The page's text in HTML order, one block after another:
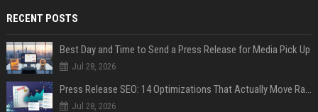
RECENT POSTS
Best Day and Time to Send a Press Release for Media Pick Up
Jul 28, 2026
Press Release SEO: 14 Optimizations That Actually Move Rankings
Jul 28, 2026